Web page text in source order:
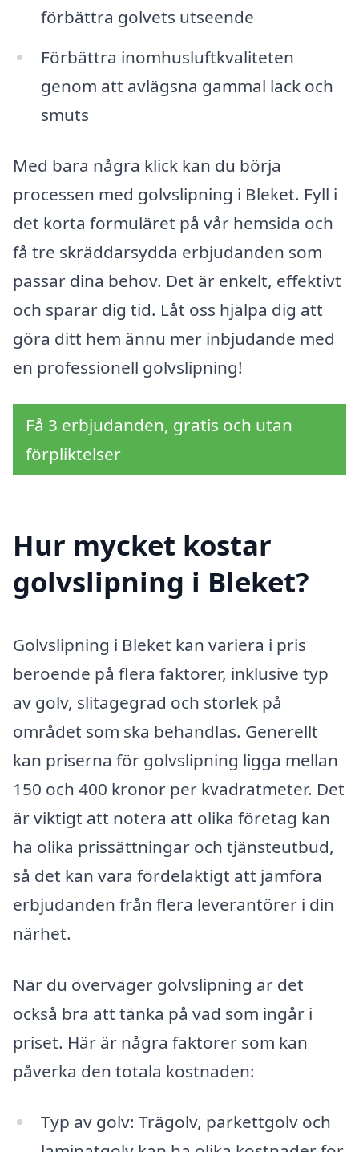
förbättra golvets utseende
Förbättra inomhusluftkvaliteten
genom att avlägsna gammal lack och
smuts
Med bara några klick kan du börja
processen med golvslipning i Bleket. Fyll i
det korta formuläret på vår hemsida och
få tre skräddarsydda erbjudanden som
passar dina behov. Det är enkelt, effektivt
och sparar dig tid. Låt oss hjälpa dig att
göra ditt hem ännu mer inbjudande med
en professionell golvslipning!
Få 3 erbjudanden, gratis och utan
förpliktelser
Hur mycket kostar
golvslipning i Bleket?
Golvslipning i Bleket kan variera i pris
beroende på flera faktorer, inklusive typ
av golv, slitagegrad och storlek på
området som ska behandlas. Generellt
kan priserna för golvslipning ligga mellan
150 och 400 kronor per kvadratmeter. Det
är viktigt att notera att olika företag kan
ha olika prissättningar och tjänsteutbud,
så det kan vara fördelaktigt att jämföra
erbjudanden från flera leverantörer i din
närhet.
När du överväger golvslipning är det
också bra att tänka på vad som ingår i
priset. Här är några faktorer som kan
påverka den totala kostnaden:
Typ av golv: Trägolv, parkettgolv och